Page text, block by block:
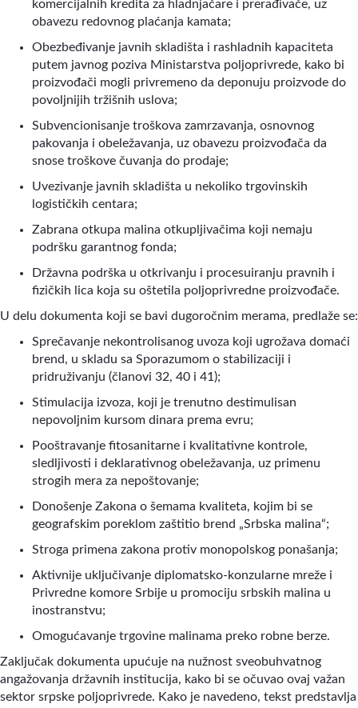
komercijalnih kredita za hladnjačare i prerađivače, uz
obavezu redovnog plaćanja kamata;
Obezbeđivanje javnih skladišta i rashladnih kapaciteta
putem javnog poziva Ministarstva poljoprivrede, kako bi
proizvođači mogli privremeno da deponuju proizvode do
povoljnijih tržišnih uslova;
Subvencionisanje troškova zamrzavanja, osnovnog
pakovanja i obeležavanja, uz obavezu proizvođača da
snose troškove čuvanja do prodaje;
Uvezivanje javnih skladišta u nekoliko trgovinskih
logističkih centara;
Zabrana otkupa malina otkupljivačima koji nemaju
podršku garantnog fonda;
Državna podrška u otkrivanju i procesuiranju pravnih i
fizičkih lica koja su oštetila poljoprivredne proizvođače.
U delu dokumenta koji se bavi dugoročnim merama, predlaže se:
Sprečavanje nekontrolisanog uvoza koji ugrožava domaći
brend, u skladu sa Sporazumom o stabilizaciji i
pridruživanju (članovi 32, 40 i 41);
Stimulacija izvoza, koji je trenutno destimulisan
nepovoljnim kursom dinara prema evru;
Pooštravanje fitosanitarne i kvalitativne kontrole,
sledljivosti i deklarativnog obeležavanja, uz primenu
strogih mera za nepoštovanje;
Donošenje Zakona o šemama kvaliteta, kojim bi se
geografskim poreklom zaštitio brend „Srbska malina“;
Stroga primena zakona protiv monopolskog ponašanja;
Aktivnije uključivanje diplomatsko-konzularne mreže i
Privredne komore Srbije u promociju srbskih malina u
inostranstvu;
Omogućavanje trgovine malinama preko robne berze.
Zaključak dokumenta upućuje na nužnost sveobuhvatnog
angažovanja državnih institucija, kako bi se očuvao ovaj važan
sektor srpske poljoprivrede. Kako je navedeno, tekst predstavlja